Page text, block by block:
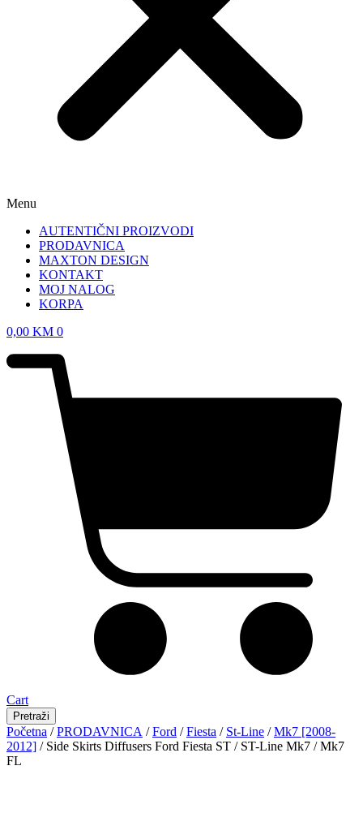
Menu
AUTENTIČNI PROIZVODI
PRODAVNICA
MAXTON DESIGN
KONTAKT
MOJ NALOG
KORPA
0,00 KM 0
Cart
Pretraži
Početna /PRODAVNICA /Ford /Fiesta / St-Line /Mk7 [2008-
2012] / Side Skirts Diffusers Ford Fiesta ST / ST-Line Mk7 / Mk7
FL